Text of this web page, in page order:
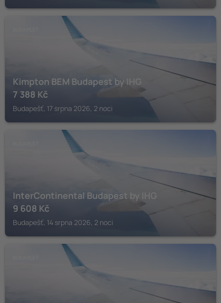
Kimpton BEM Budapest by IHG
7 388 Kč
Budapešť, 17 srpna 2026, 2 noci
InterContinental Budapest by IHG
9 608 Kč
Budapešť, 14 srpna 2026, 2 noci